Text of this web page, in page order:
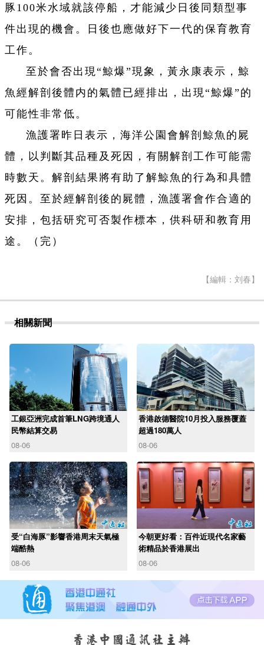
豚100米水域就該停船，才能減少日後同類型事
件出現的機會。日後也應做好下一代的保育教育
工作。
至於會否出現“鯨爆”現象，黃永康表示，鯨
魚經解剖後體内的氣體已經排出，出現“鯨爆”的
可能性非常低。
漁護署昨日表示，海洋公園會解剖鯨魚的屍
體，以判斷其品種及死因，有關解剖工作可能需
時數天。解剖結果將有助了解鯨魚的行為和具體
死因。至於經解剖後的屍體，漁護署會作合適的
安排，包括研究可否製作標本，供科研和教育用
途。（完）
【編輯：刘春】
相關新聞
工銀亞洲完成首筆LNG跨境通人
民幣結算交易
08-06
香港啟德醫院10月投入服務覆蓋
超過180萬人
08-06
受“白海豚”影響香港周末天氣極
端酷熱
08-06
今朝更好看：百件近現代名家藝
術精品於香港展出
08-06